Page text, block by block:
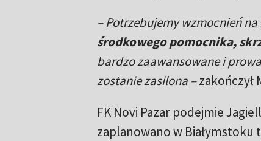
– Potrzebujemy wzmocnień
środkowego pomocnika,
bardzo zaawansowane i
zostanie zasilona –zakończył
FK Novi Pazar podejmie
zaplanowano w Białymstoku